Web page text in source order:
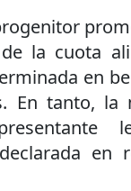
la cuota
en
En tanto, la
en